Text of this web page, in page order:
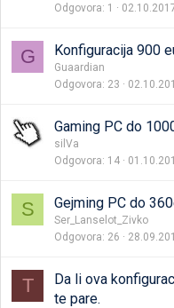
Odgovora 1
G Konfiguracija 900
Guaardian
Odgovora 23
Gaming PC do
silVa
Odgovora 14
S Gejming PC do
Ser_Lanselot_Zivko
Odgovora 26
T
Da li ova
te pare.